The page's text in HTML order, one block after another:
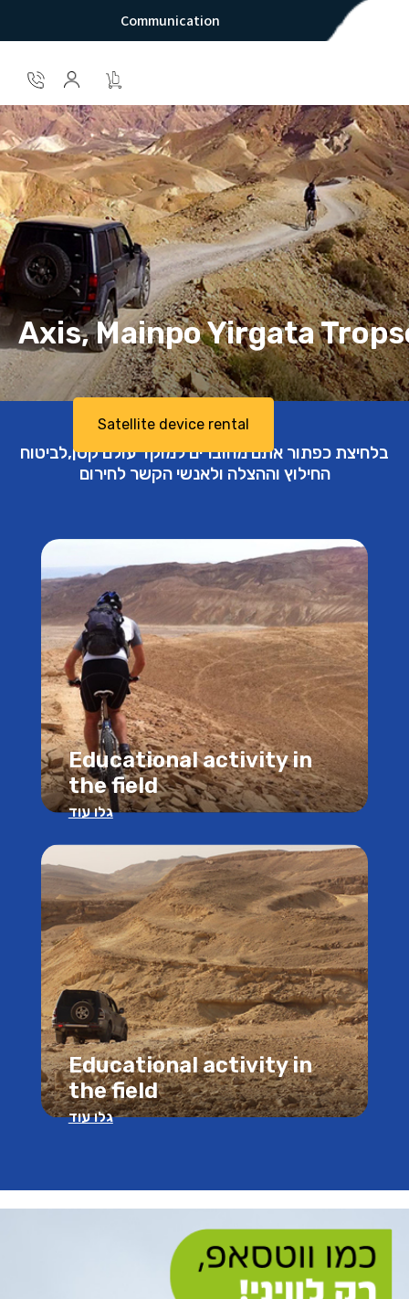
Communication
Axis, Mainpo Yirgata
Satellite device rental
בלחיצת כפתור אתם מחוברים למוקד עולם קטן,לביטוח
החילוץ וההצלה ולאנשי הקשר לחירום
Educational activity in
the field
גלו עוד
Educational activity in
the field
גלו עוד